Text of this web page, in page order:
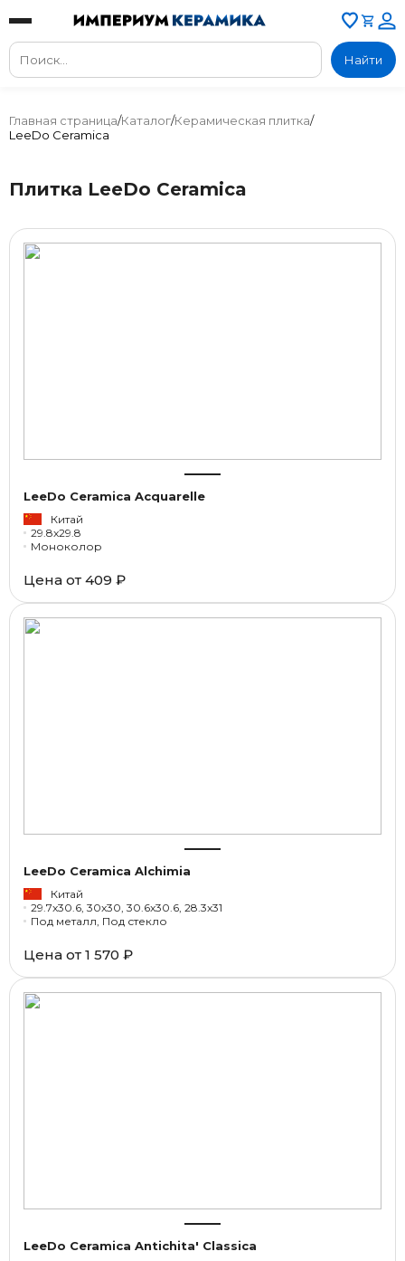
Найти
Главная страница/Каталог/Керамическая плитка/
LeeDo Ceramica
Плитка LeeDo Ceramica
LeeDo Ceramica Acquarelle
Китай
29.8x29.8
Моноколор
Цена от 409 ₽
LeeDo Ceramica Alchimia
Китай
29.7x30.6, 30x30, 30.6x30.6, 28.3x31
Под металл, Под стекло
Цена от 1 570 ₽
LeeDo Ceramica Antichita' Classica